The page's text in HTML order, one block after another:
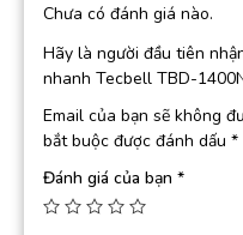
Chưa có đánh giá nào.
Hãy là người đầu tiên
nhanh Tecbell TBD-
Email của bạn sẽ không
bắt buộc được đánh dấu *
Đánh giá của bạn *